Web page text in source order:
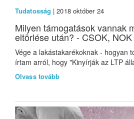
Tudatosság | 2018 október 24
Milyen támogatások vannak
eltörlése után? - CSOK,
Vége a lakástakarékoknak -
írtam arról, hogy "Kinyírják az LTP
Olvass tovább